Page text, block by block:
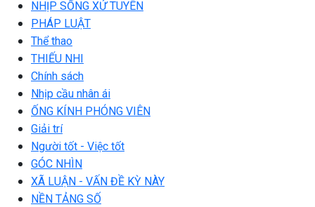
NHỊP SỐNG XỨ TUYÊN
PHÁP LUẬT
Thể thao
THIẾU NHI
Chính sách
Nhịp cầu nhân ái
ỐNG KÍNH PHÓNG VIÊN
Giải trí
Người tốt - Việc tốt
GÓC NHÌN
XÃ LUẬN - VẤN ĐỀ KỲ NÀY
NỀN TẢNG SỐ